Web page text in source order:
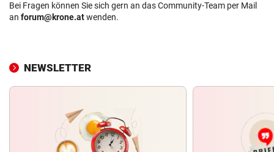
Bei Fragen können Sie sich gern an das Community-Team per Mail
an forum@krone.atwenden.
NEWSLETTER